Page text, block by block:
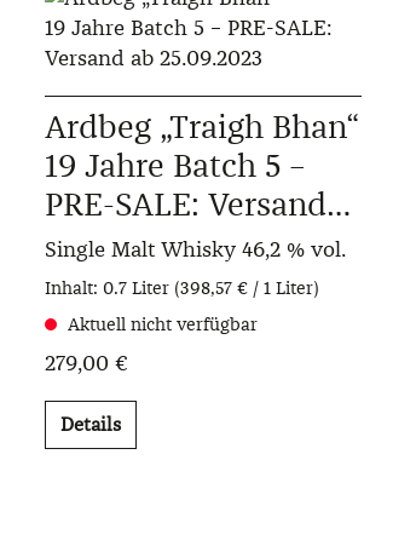
Ardbeg „Traigh Bhan“
19 Jahre Batch 5 –
PRE-SALE: Versand
ab 25.09.2023
Single Malt Whisky 46,2 % vol.
Inhalt: 0.7 Liter (398,57 € / 1 Liter)
Aktuell nicht verfügbar
279,00 €
Details